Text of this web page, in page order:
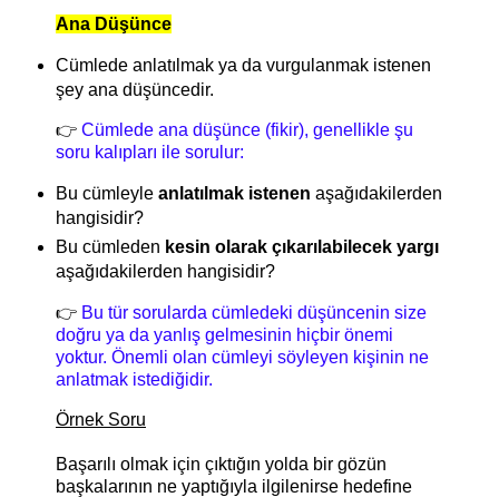
Ana Düşünce
Cümlede anlatılmak ya da vurgulanmak istenen
şey ana düşüncedir.
👉 Cümlede ana düşünce (fikir), genellikle şu
soru kalıpları ile sorulur:
Bu cümleyle anlatılmak istenen aşağıdakilerden
hangisidir?
Bu cümleden kesin olarak çıkarılabilecek yargı
aşağıdakilerden hangisidir?
👉 Bu tür sorularda cümledeki düşüncenin size
doğru ya da yanlış gelmesinin hiçbir önemi
yoktur. Önemli olan cümleyi söyleyen kişinin ne
anlatmak istediğidir.
Örnek Soru
Başarılı olmak için çıktığın yolda bir gözün
başkalarının ne yaptığıyla ilgilenirse hedefine